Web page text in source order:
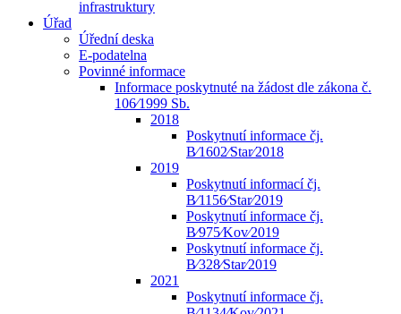
infrastruktury
Úřad
Úřední deska
E-podatelna
Povinné informace
Informace poskytnuté na žádost dle zákona č.
106⁄1999 Sb.
2018
Poskytnutí informace čj.
B⁄1602⁄Star⁄2018
2019
Poskytnutí informací čj.
B⁄1156⁄Star⁄2019
Poskytnutí informace čj.
B⁄975⁄Kov⁄2019
Poskytnutí informace čj.
B⁄328⁄Star⁄2019
2021
Poskytnutí informace čj.